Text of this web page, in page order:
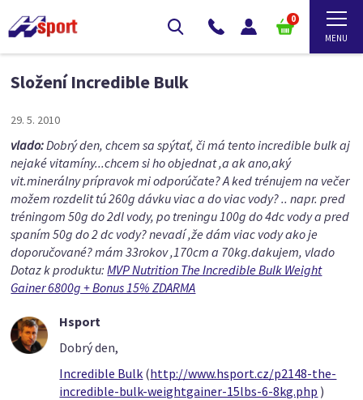
0
Složení Incredible Bulk
29. 5. 2010
vlado:Dobrý den, chcem sa spýtať, či má tento incredible bulk aj
nejaké vitamíny...chcem si ho objednat ,a ak ano,aký
vit.minerálny prípravok mi odporúčate? A ked trénujem na večer
možem rozdelit tú 260g dávku viac a do viac vody? .. napr. pred
tréningom 50g do 2dl vody, po treningu 100g do 4dc vody a pred
spaním 50g do 2 dc vody? nevadí ,že dám viac vody ako je
doporučované? mám 33rokov ,170cm a 70kg.dakujem, vlado
Dotaz k produktu:MVP Nutrition The Incredible Bulk Weight
Gainer 6800g + Bonus 15% ZDARMA
Hsport
Dobrý den,
Incredible Bulk (http://www.hsport.cz/p2148-the-
incredible-bulk-weightgainer-15lbs-6-8kg.php )